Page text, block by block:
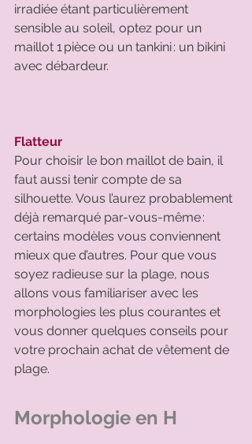
irradiée étant particulièrement
sensible au soleil, optez pour un
maillot 1 pièce ou un tankini : un bikini
avec débardeur.
Flatteur
Pour choisir le bon maillot de bain, il
faut aussi tenir compte de sa
silhouette. Vous l’aurez probablement
déjà remarqué par-vous-même :
certains modèles vous conviennent
mieux que d’autres. Pour que vous
soyez radieuse sur la plage, nous
allons vous familiariser avec les
morphologies les plus courantes et
vous donner quelques conseils pour
votre prochain achat de vêtement de
plage.
Morphologie en H